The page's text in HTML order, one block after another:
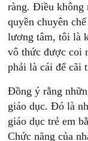
ràng. Ðiều không
quyền chuyên
lương tâm, tôi là
vô thức được coi
phải là cái để cãi
Ðồng ý rằng
giáo dục. Ðó là
giáo dục trẻ em
Chức năng của